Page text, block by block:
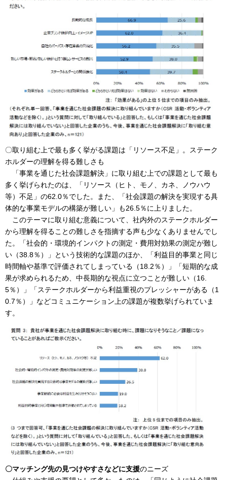
〇取り組む上で最も多く挙がる課題は「リソース不足」。ステーク
ホルダーの理解を得る難しさも
「事業を通じた社会課題解決」に取り組む上での課題として最も
多く挙げられたのは、「リソース（ヒト、モノ、カネ、ノウハウ
等）不足」の62.0％でした。また、「社会課題の解決を実現する具
体的な事業モデルの構築が難しい」も26.5％に上りました。
このテーマに取り組む意義について、社内外のステークホルダー
から理解を得ることの難しさを指摘する声も少なくありませんでし
た。「社会的・環境的インパクトの測定・費用対効果の測定が難し
い（38.8％）」という技術的な課題のほか、「利益目的事業と同じ
時間軸や基準で評価されてしまっている（18.2％）」「短期的な成
果が求められるため、中長期的な視点に立つことが難しい（16.
5％）」「ステークホルダーから利益重視のプレッシャーがある（1
0.7％）」などコミュニケーション上の課題が複数挙げられていま
す。
〇マッチング先の見つけやすさなどに支援のニーズ